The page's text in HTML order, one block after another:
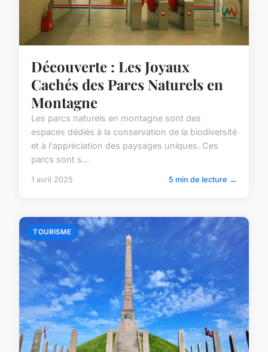
Découverte : Les Joyaux
Cachés des Parcs Naturels en
Montagne
Les parcs naturels en montagne sont des
espaces dédiés à la conservation de la biodiversité
et à l'appréciation des paysages uniques. Ces
parcs sont s...
1 avril 2025 5 min de lecture →
TOURISME